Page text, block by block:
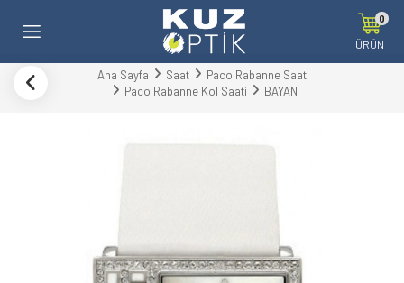
0
ÜRÜN
Ana Sayfa Saat
Paco Rabanne Saat
Paco Rabanne Kol Saati
BAYAN